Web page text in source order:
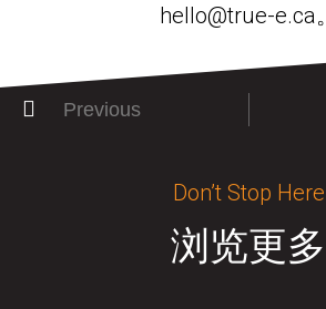
hello@true-e.ca。
Previous
Don’t Stop Here
浏览更多